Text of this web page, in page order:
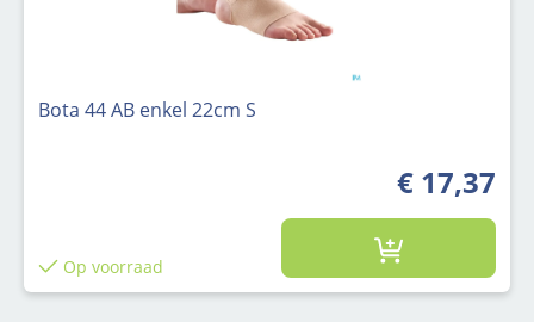
Bota 44 AB enkel 22cm S
€ 17,37
Op voorraad